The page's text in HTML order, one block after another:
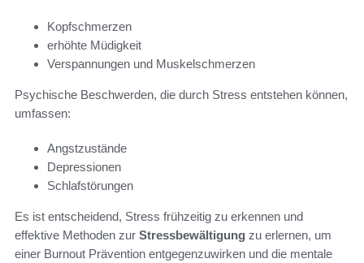
Kopfschmerzen
erhöhte Müdigkeit
Verspannungen und Muskelschmerzen
Psychische Beschwerden, die durch Stress entstehen können,
umfassen:
Angstzustände
Depressionen
Schlafstörungen
Es ist entscheidend, Stress frühzeitig zu erkennen und
effektive Methoden zur Stressbewältigung zu erlernen, um
einer Burnout Prävention entgegenzuwirken und die mentale